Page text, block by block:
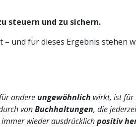
steuern und zu sichern.
und für dieses Ergebnis stehen
andere ungewöhnlich wirkt, ist für
vonBuchhaltungen, die
immer wieder ausdrücklichpositiv